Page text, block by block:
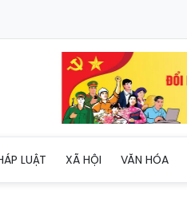
LUẬT XÃ HỘI VĂN HÓA